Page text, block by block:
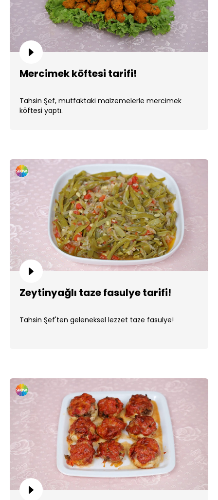
Mercimek köftesi tarifi!
Tahsin Şef, mutfaktaki malzemelerle mercimek
köftesi yaptı.
Zeytinyağlı taze fasulye tarifi!
Tahsin Şef'ten geleneksel lezzet taze fasulye!